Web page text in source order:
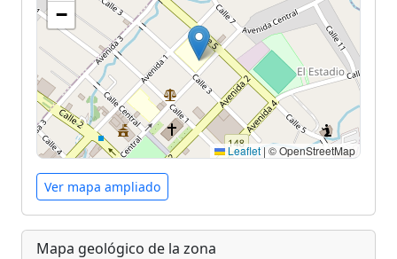
−
Leaflet | © OpenStreetMap
Ver mapa ampliado
Mapa geológico de la zona